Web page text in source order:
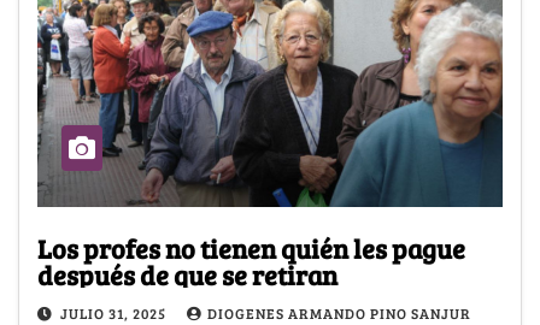
Los profes no tienen quién les pague
después de que se retiran
JULIO 31, 2025 DIOGENES ARMANDO PINO SANJUR